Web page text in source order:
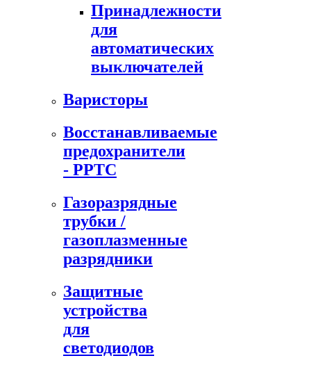
Принадлежности
для
автоматических
выключателей
Варисторы
Восстанавливаемые
предохранители
- PPTC
Газоразрядные
трубки /
газоплазменные
разрядники
Защитные
устройства
для
светодиодов